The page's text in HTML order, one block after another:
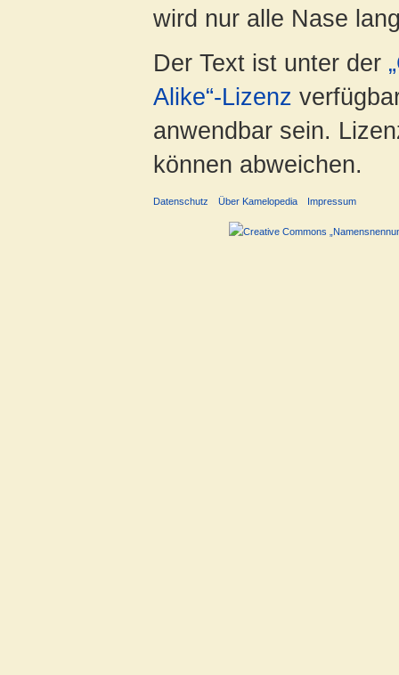
wird nur alle Nase
Der Text ist unter der
Alike“-Lizenz
anwendbar sein.
können abweichen.
Datenschutz Über Kamelopedia Impressum